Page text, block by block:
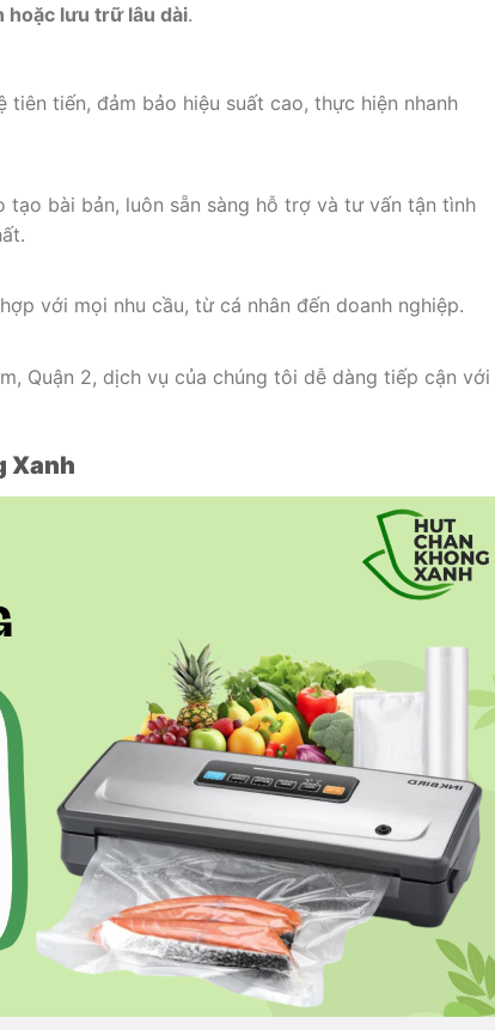
hoặc lưu trữ lâu dài.
tiến, đảm bảo hiệu suất cao, thực hiện nhanh
tạo bài bản, luôn sẵn sàng hỗ trợ và tư vấn tận tình
với mọi nhu cầu, từ cá nhân đến doanh nghiệp.
Quận 2, dịch vụ của chúng tôi dễ dàng tiếp cận với
Xanh